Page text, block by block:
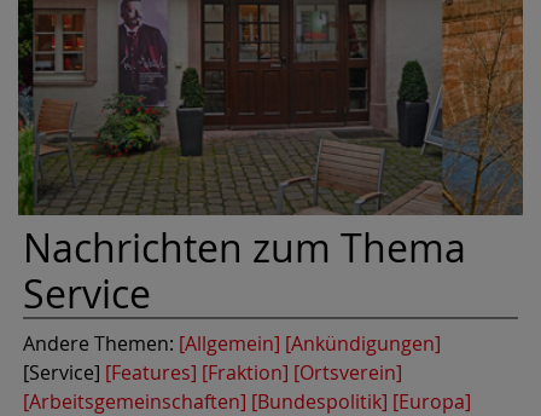
Nachrichten zum Thema
Service
Andere Themen: [Allgemein] [Ankündigungen]
[Service] [Features] [Fraktion] [Ortsverein]
[Arbeitsgemeinschaften] [Bundespolitik] [Europa]